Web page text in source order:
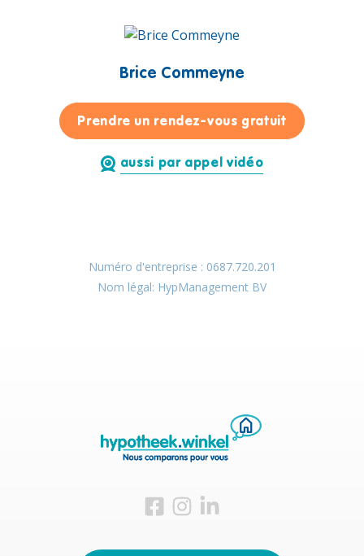
Brice Commeyne
Prendre un rendez-vous gratuitpour Brice
aussi par appel vidéo
Numéro d'entreprise : 0687.720.201
Nom légal: HypManagement BV
Visitez-nous sur Facebook
Visitez-nous sur Instagram
Visitez-nous sur LinkedIn